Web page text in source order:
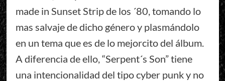
made in Sunset Strip de los ´80, tomando lo
mas salvaje de dicho género y plasmándolo
en un tema que es de lo mejorcito del álbum.
A diferencia de ello, “Serpent´s Son” tiene
una intencionalidad del tipo cyber punk y no